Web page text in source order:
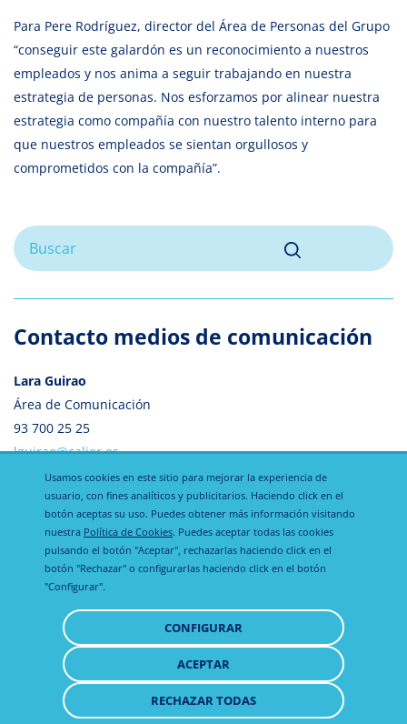
Para Pere Rodríguez, director del Área de Personas del Grupo
“conseguir este galardón es un reconocimiento a nuestros
empleados y nos anima a seguir trabajando en nuestra
estrategia de personas. Nos esforzamos por alinear nuestra
estrategia como compañía con nuestro talento interno para
que nuestros empleados se sientan orgullosos y
comprometidos con la compañía”.
Contacto medios de comunicación
Lara Guirao
Área de Comunicación
93 700 25 25
lguirao@calier.es
Aviso legal
Política de
privacidad
Política de
© 2021 - 2026 Todos los derechos reservados
Usamos cookies en este sitio para mejorar la experiencia de
usuario, con fines analíticos y publicitarios. Haciendo click en el
botón aceptas su uso. Puedes obtener más información visitando
nuestra Política de Cookies. Puedes aceptar todas las cookies
pulsando el botón "Aceptar", rechazarlas haciendo click en el
botón "Rechazar" o configurarlas haciendo click en el botón
"Configurar".
CONFIGURAR
ACEPTAR
CONSENTIMIENTO
RECHAZAR TODAS